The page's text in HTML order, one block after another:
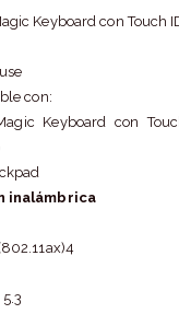
Keyboard con Touch
con:
Keyboard con
inalámbrica